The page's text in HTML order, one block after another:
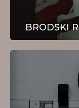
BRODSKI